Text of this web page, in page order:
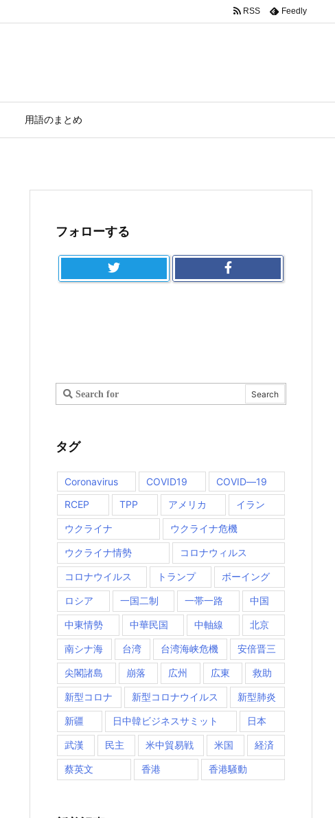
用語のまとめ
RSS Feedly
フォローする
タグ
Coronavirus COVID19
COVID―19
RCEP
TPP アメリカ イラン
ウクライナ ウクライナ危機
ウクライナ情勢 コロナウィルス
コロナウイルス トランプ ボーイング
ロシア 一国二制 一帯一路 中国
中東情勢 中華民国 中軸線 北京
南シナ海 台湾 台湾海峡危機 安倍晋三
尖閣諸島 崩落 広州 広東 救助
新型コロナ 新型コロナウイルス 新型肺炎
新疆 日中韓ビジネスサミット 日本
武漢 民主 米中貿易戦 米国 経済
蔡英文 香港 香港騒動